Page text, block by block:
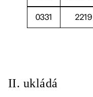
0331 2219
II. ukládá